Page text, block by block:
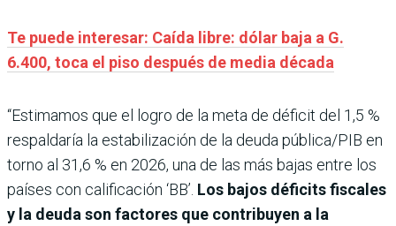
Te puede interesar: Caída libre: dólar baja a G.
6.400, toca el piso después de media década
“Estimamos que el logro de la meta de déficit del 1,5 %
respaldaría la estabilización de la deuda pública/PIB en
torno al 31,6 % en 2026, una de las más bajas entre los
países con calificación ‘BB’. Los bajos déficits fiscales
y la deuda son factores que contribuyen a la